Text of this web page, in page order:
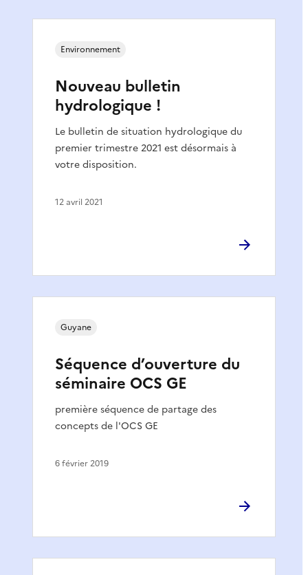
Nouveau bulletin
hydrologique !
Le bulletin de situation hydrologique du
premier trimestre 2021 est désormais à
votre disposition.
Environnement
12 avril 2021
Séquence d’ouverture du
séminaire OCS GE
première séquence de partage des
concepts de l'OCS GE
Guyane
6 février 2019